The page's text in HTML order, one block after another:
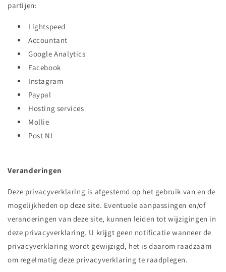
partijen:
Lightspeed
Accountant
Google Analytics
Facebook
Instagram
Paypal
Hosting services
Mollie
Post NL
Veranderingen
Deze privacyverklaring is afgestemd op het gebruik van en de
mogelijkheden op deze site. Eventuele aanpassingen en/of
veranderingen van deze site, kunnen leiden tot wijzigingen in
deze privacyverklaring. U krijgt geen notificatie wanneer de
privacyverklaring wordt gewijzigd, het is daarom raadzaam
om regelmatig deze privacyverklaring te raadplegen.